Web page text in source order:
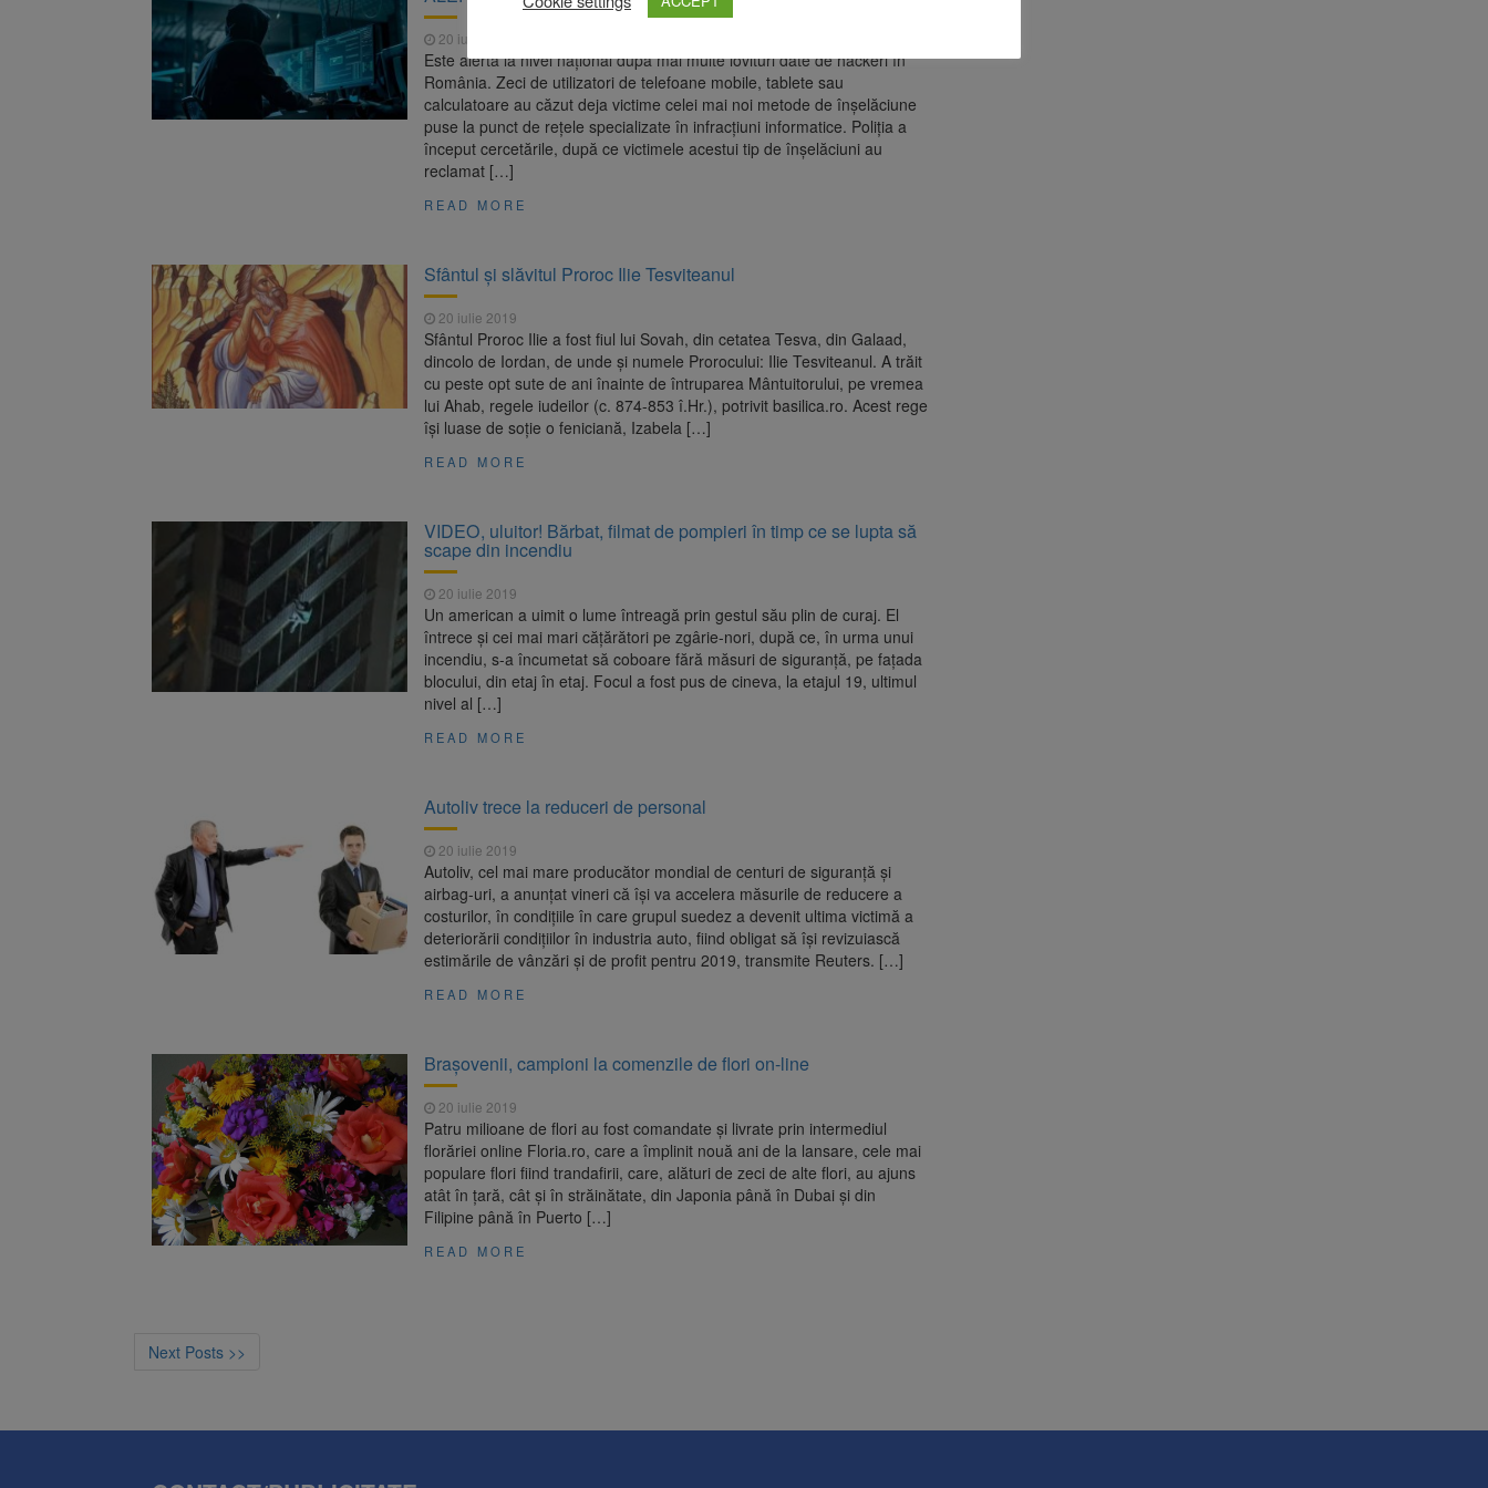
20 iulie 2019
Este alertă la nivel național după mai multe lovituri date de hackeri în
România. Zeci de utilizatori de telefoane mobile, tablete sau
calculatoare au căzut deja victime celei mai noi metode de înșelăciune
puse la punct de rețele specializate în infracțiuni informatice. Poliția a
început cercetările, după ce victimele acestui tip de înșelăciuni au
reclamat […]
READ MORE
Sfântul și slăvitul Proroc Ilie Tesviteanul
20 iulie 2019
Sfântul Proroc Ilie a fost fiul lui Sovah, din cetatea Tesva, din Galaad,
dincolo de Iordan, de unde şi numele Prorocului: Ilie Tesviteanul. A trăit
cu peste opt sute de ani înainte de întruparea Mântuitorului, pe vremea
lui Ahab, regele iudeilor (c. 874-853 î.Hr.), potrivit basilica.ro. Acest rege
îşi luase de soţie o feniciană, Izabela […]
READ MORE
VIDEO, uluitor! Bărbat, filmat de pompieri în timp ce se lupta să
scape din incendiu
20 iulie 2019
Un american a uimit o lume întreagă prin gestul său plin de curaj. El
întrece și cei mai mari cățărători pe zgârie-nori, după ce, în urma unui
incendiu, s-a încumetat să coboare fără măsuri de siguranță, pe fațada
blocului, din etaj în etaj. Focul a fost pus de cineva, la etajul 19, ultimul
nivel al […]
READ MORE
Autoliv trece la reduceri de personal
20 iulie 2019
Autoliv, cel mai mare producător mondial de centuri de siguranţă şi
airbag-uri, a anunţat vineri că îşi va accelera măsurile de reducere a
costurilor, în condiţiile în care grupul suedez a devenit ultima victimă a
deteriorării condiţiilor în industria auto, fiind obligat să îşi revizuiască
estimările de vânzări şi de profit pentru 2019, transmite Reuters. […]
READ MORE
Brașovenii, campioni la comenzile de flori on-line
20 iulie 2019
Patru milioane de flori au fost comandate şi livrate prin intermediul
florăriei online Floria.ro, care a împlinit nouă ani de la lansare, cele mai
populare flori fiind trandafirii, care, alături de zeci de alte flori, au ajuns
atât în ţară, cât şi în străinătate, din Japonia până în Dubai şi din
Filipine până în Puerto […]
READ MORE
Next Posts >>